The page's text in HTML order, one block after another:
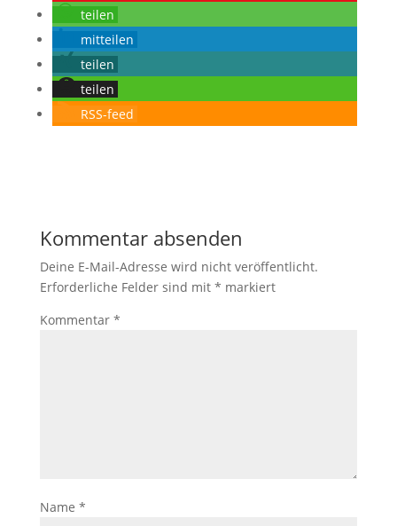
teilen
mitteilen
teilen
teilen
RSS-feed
Kommentar absenden
Deine E-Mail-Adresse wird nicht veröffentlicht.
Erforderliche Felder sind mit * markiert
Kommentar *
Name *